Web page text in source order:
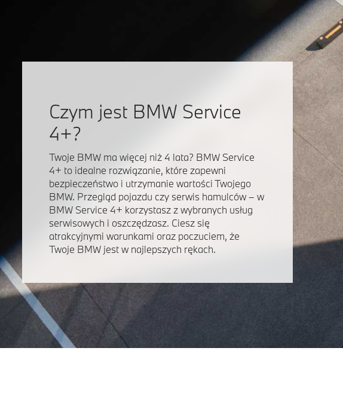
Czym jest BMW Service
4+?
Twoje BMW ma więcej niż 4 lata? BMW Service
4+ to idealne rozwiązanie, które zapewni
bezpieczeństwo i utrzymanie wartości Twojego
BMW. Przegląd pojazdu czy serwis hamulców – w
BMW Service 4+ korzystasz z wybranych usług
serwisowych i oszczędzasz. Ciesz się
atrakcyjnymi warunkami oraz poczuciem, że
Twoje BMW jest w najlepszych rękach.